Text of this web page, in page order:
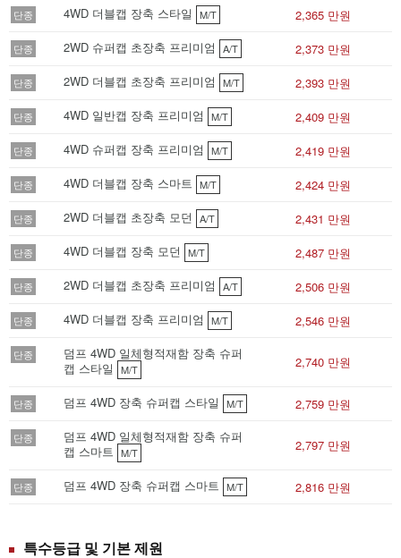
단종 4WD 더블캡 장축 스타일 M/T 2,365 만원
단종 2WD 슈퍼캡 초장축 프리미엄 A/T 2,373 만원
단종 2WD 더블캡 초장축 프리미엄 M/T 2,393 만원
단종 4WD 일반캡 장축 프리미엄 M/T 2,409 만원
단종 4WD 슈퍼캡 장축 프리미엄 M/T 2,419 만원
단종 4WD 더블캡 장축 스마트 M/T 2,424 만원
단종 2WD 더블캡 초장축 모던 A/T 2,431 만원
단종 4WD 더블캡 장축 모던 M/T 2,487 만원
단종 2WD 더블캡 초장축 프리미엄 A/T 2,506 만원
단종 4WD 더블캡 장축 프리미엄 M/T 2,546 만원
단종
덤프 4WD 일체형적재함 장축 슈퍼
캡 스타일
M/T 2,740 만원
단종 덤프 4WD 장축 슈퍼캡 스타일 M/T 2,759 만원
단종
덤프 4WD 일체형적재함 장축 슈퍼
캡 스마트 M/T 2,797 만원
단종 덤프 4WD 장축 슈퍼캡 스마트 M/T 2,816 만원
특수등급 및 기본 제원